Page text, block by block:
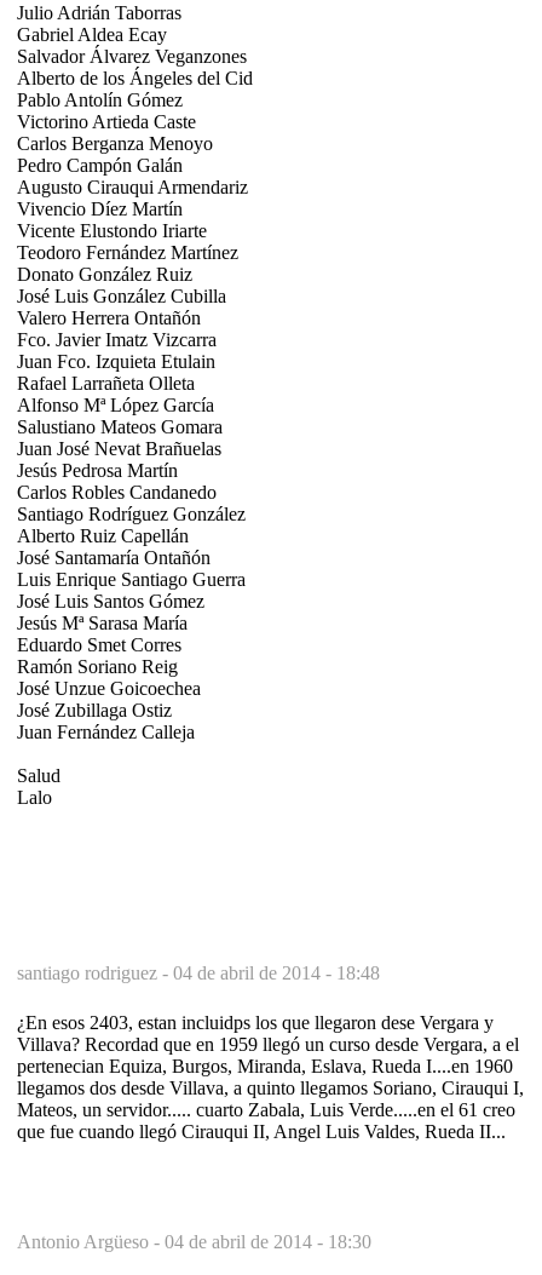
Julio Adrián Taborras
Gabriel Aldea Ecay
Salvador Álvarez Veganzones
Alberto de los Ángeles del Cid
Pablo Antolín Gómez
Victorino Artieda Caste
Carlos Berganza Menoyo
Pedro Campón Galán
Augusto Cirauqui Armendariz
Vivencio Díez Martín
Vicente Elustondo Iriarte
Teodoro Fernández Martínez
Donato González Ruiz
José Luis González Cubilla
Valero Herrera Ontañón
Fco. Javier Imatz Vizcarra
Juan Fco. Izquieta Etulain
Rafael Larrañeta Olleta
Alfonso Mª López García
Salustiano Mateos Gomara
Juan José Nevat Brañuelas
Jesús Pedrosa Martín
Carlos Robles Candanedo
Santiago Rodríguez González
Alberto Ruiz Capellán
José Santamaría Ontañón
Luis Enrique Santiago Guerra
José Luis Santos Gómez
Jesús Mª Sarasa María
Eduardo Smet Corres
Ramón Soriano Reig
José Unzue Goicoechea
José Zubillaga Ostiz
Juan Fernández Calleja
Salud
Lalo
santiago rodriguez - 04 de abril de 2014 - 18:48
¿En esos 2403, estan incluidps los que llegaron dese Vergara y
Villava? Recordad que en 1959 llegó un curso desde Vergara, a el
pertenecian Equiza, Burgos, Miranda, Eslava, Rueda I....en 1960
llegamos dos desde Villava, a quinto llegamos Soriano, Cirauqui I,
Mateos, un servidor..... cuarto Zabala, Luis Verde.....en el 61 creo
que fue cuando llegó Cirauqui II, Angel Luis Valdes, Rueda II...
Antonio Argüeso - 04 de abril de 2014 - 18:30